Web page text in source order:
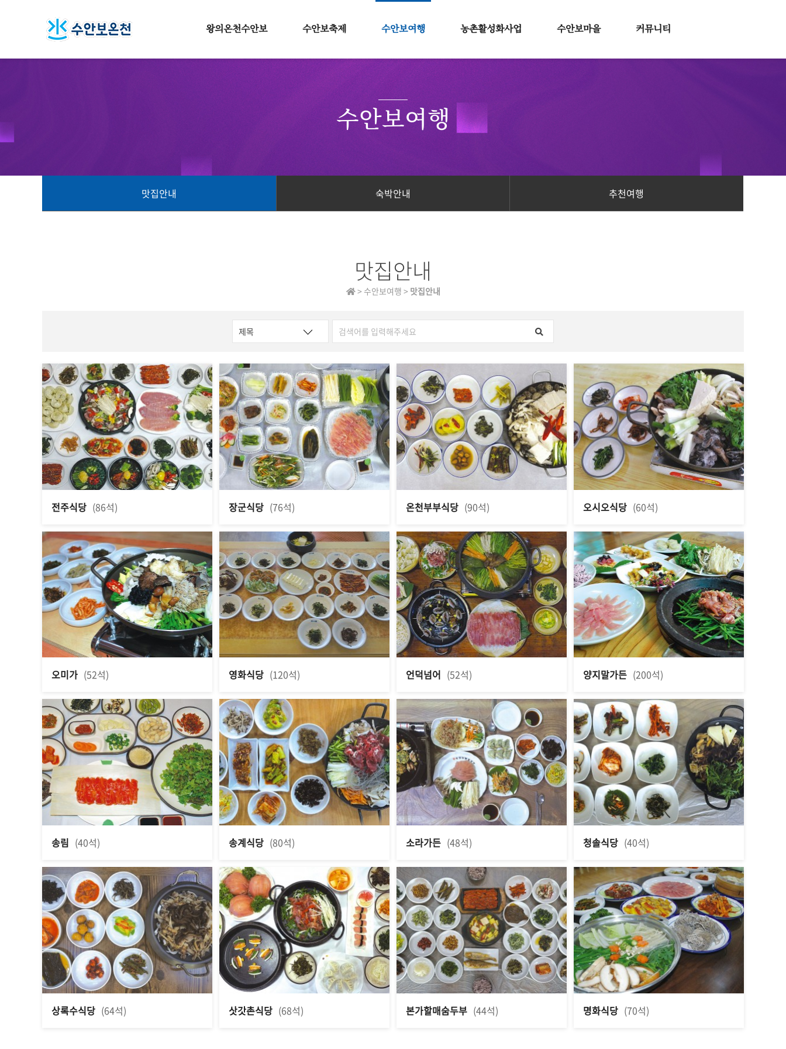
왕의온천수안보 수안보축제
2026 수안보온천제
2026 한여름밤의축제
2026 수안보 이벤트
수안보여행
맛집안내
숙박안내
추천여행
농촌활성화사업
마을소개
수안보마을 커뮤니티
수안보자료실
수안보여행
맛집안내 숙박안내 추천여행
맛집안내
> 수안보여행 > 맛집안내
전주식당 (86석) 장군식당 (76석) 온천부부식당 (90석) 오시오식당 (60석)
오미가 (52석) 영화식당 (120석) 언덕넘어 (52석) 양지말가든 (200석)
송림 (40석) 송계식당 (80석) 소라가든 (48석) 청솔식당 (40석)
상록수식당 (64석) 삿갓촌식당 (68석) 본가할매숨두부 (44석) 명화식당 (70석)